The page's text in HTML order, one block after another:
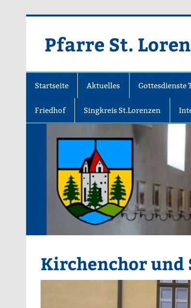
Pfarre St.
Startseite Aktuelles Gottesdienste
Friedhof Singkreis St.Lorenzen
Kirchenchor und